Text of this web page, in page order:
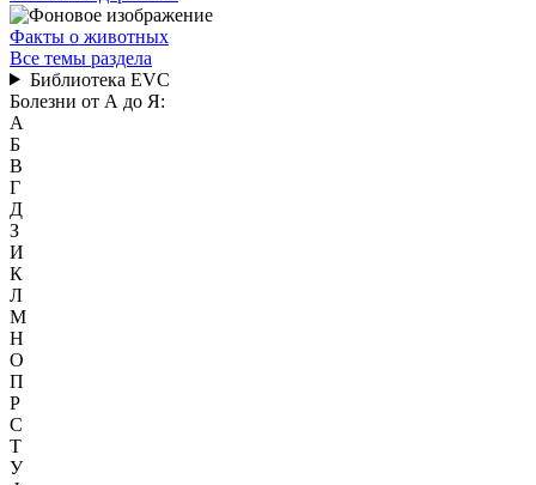
Факты о животных
Все темы раздела
Библиотека EVC
Болезни от А до Я:
А
Б
В
Г
Д
З
И
К
Л
М
Н
О
П
Р
С
Т
У